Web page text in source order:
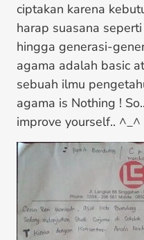
ciptakan karena
harap suasana
hingga generasi-
agama adalah basic
sebuah ilmu
agama is Nothing !
improve yourself.. ^_^